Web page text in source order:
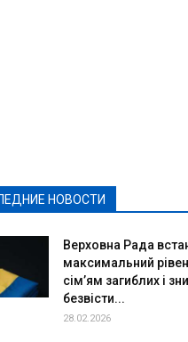
НОВОСТИ
Верховна Рада
максимальний
сім’ям загиблих і
безвісти...
28.02.2026